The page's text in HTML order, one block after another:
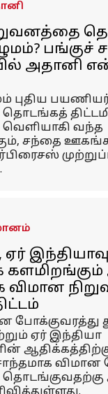
பங்குச்
அதானி
புதிய
வந்த
சந்தை
களமிறங்கும்
போக்குவரத்து
ஏர் இந்தியா
விமான